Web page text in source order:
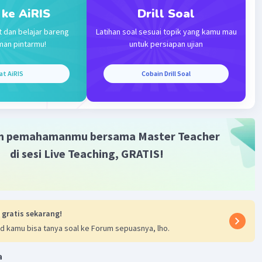
🅺🅰🆂🅸🅷. 🅜🅞🅗🅞🅝 🅜🅐🅐🅕 🅙🅘🅚🅐
🅨🅐🅐 🙏🙏
·5.0 Balas
nya (C)
AiRIS
dan belajar bareng
pintarmu!
AiRIS
Drill Soal
Latihan soal sesuai topik yang kamu mau
untuk persiapan ujian
Cobain Drill Soal
pemahamanmu bersama Master Teacher
di sesi Live Teaching, GRATIS!
gratis sekarang!
kamu bisa tanya soal ke Forum sepuasnya, lho.